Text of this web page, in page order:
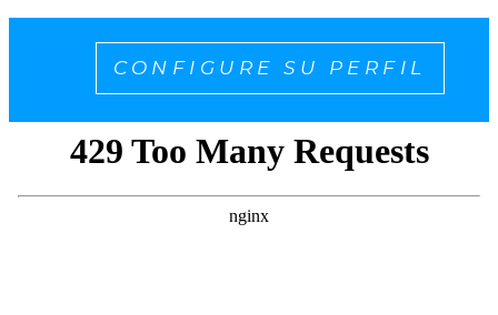
CONFIGURE SU PERFIL